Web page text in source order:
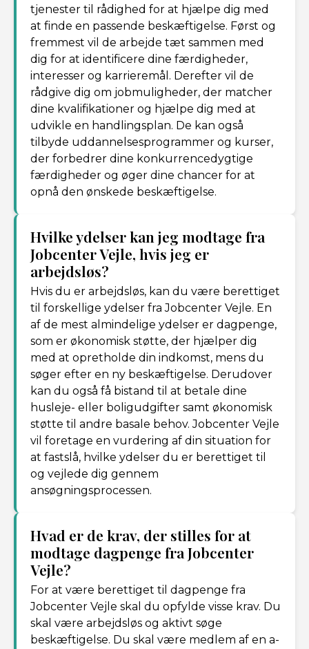
tjenester til rådighed for at hjælpe dig med
at finde en passende beskæftigelse. Først og
fremmest vil de arbejde tæt sammen med
dig for at identificere dine færdigheder,
interesser og karrieremål. Derefter vil de
rådgive dig om jobmuligheder, der matcher
dine kvalifikationer og hjælpe dig med at
udvikle en handlingsplan. De kan også
tilbyde uddannelsesprogrammer og kurser,
der forbedrer dine konkurrencedygtige
færdigheder og øger dine chancer for at
opnå den ønskede beskæftigelse.
Hvilke ydelser kan jeg modtage fra
Jobcenter Vejle, hvis jeg er
arbejdsløs?
Hvis du er arbejdsløs, kan du være berettiget
til forskellige ydelser fra Jobcenter Vejle. En
af de mest almindelige ydelser er dagpenge,
som er økonomisk støtte, der hjælper dig
med at opretholde din indkomst, mens du
søger efter en ny beskæftigelse. Derudover
kan du også få bistand til at betale dine
husleje- eller boligudgifter samt økonomisk
støtte til andre basale behov. Jobcenter Vejle
vil foretage en vurdering af din situation for
at fastslå, hvilke ydelser du er berettiget til
og vejlede dig gennem
ansøgningsprocessen.
Hvad er de krav, der stilles for at
modtage dagpenge fra Jobcenter
Vejle?
For at være berettiget til dagpenge fra
Jobcenter Vejle skal du opfylde visse krav. Du
skal være arbejdsløs og aktivt søge
beskæftigelse. Du skal være medlem af en a-